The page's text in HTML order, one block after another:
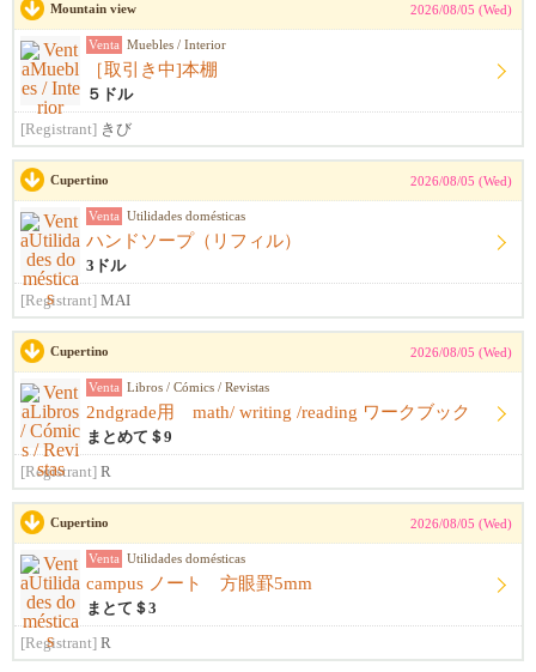
Mountain view 2026/08/05 (Wed)
Venta Muebles / Interior
［取引き中]本棚
５ドル
[Registrant] きび
Cupertino 2026/08/05 (Wed)
Venta Utilidades domésticas
ハンドソープ（リフィル）
3ドル
[Registrant] MAI
Cupertino 2026/08/05 (Wed)
Venta Libros / Cómics / Revistas
2ndgrade用 math/ writing /reading ワークブック
まとめて＄9
[Registrant] R
Cupertino 2026/08/05 (Wed)
Venta Utilidades domésticas
campus ノート 方眼罫5mm
まとて＄3
[Registrant] R